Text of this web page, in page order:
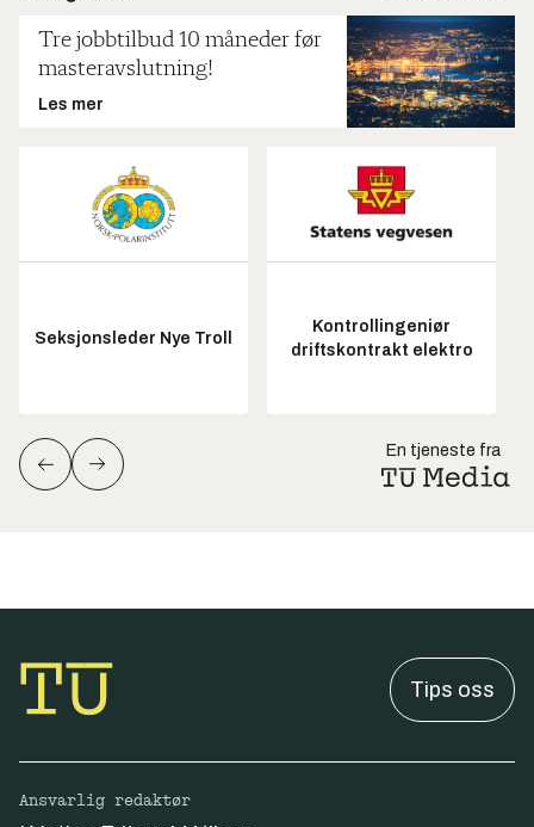
Tre jobbtilbud 10 måneder før
masteravslutning!
Les mer
Seksjonsleder Nye Troll
Kontrollingeniør
driftskontrakt elektro
En tjeneste fra
Tips oss
Ansvarlig redaktør